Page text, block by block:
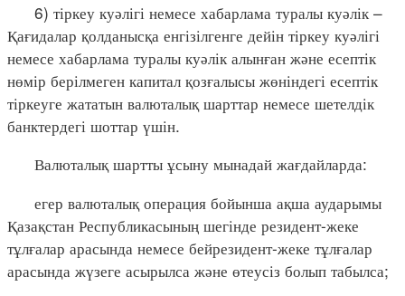
6) тіркеу куәлігі немесе хабарлама туралы куәлік –
Қағидалар қолданысқа енгізілгенге дейін тіркеу куәлігі
немесе хабарлама туралы куәлік алынған және есептік
нөмір берілмеген капитал қозғалысы жөніндегі есептік
тіркеуге жататын валюталық шарттар немесе шетелдік
банктердегі шоттар үшін.
Валюталық шартты ұсыну мынадай жағдайларда:
егер валюталық операция бойынша ақша аударымы
Қазақстан Республикасының шегінде резидент-жеке
тұлғалар арасында немесе бейрезидент-жеке тұлғалар
арасында жүзеге асырылса және өтеусіз болып табылса;